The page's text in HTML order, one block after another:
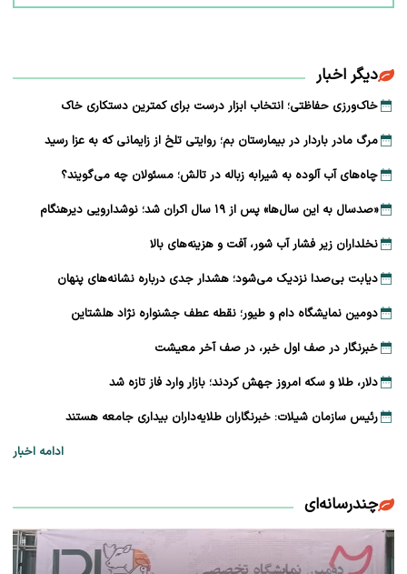
دیگر اخبار
خاک‌ورزی حفاظتی؛ انتخاب ابزار درست برای کمترین دستکاری خاک
مرگ مادر باردار در بیمارستان بم؛ روایتی تلخ از زایمانی که به عزا رسید
چاه‌های آب آلوده به شیرابه زباله در تالش؛ مسئولان چه می‌گویند؟
«صدسال به این سال‌ها» پس از ۱۹ سال اکران شد؛ نوشدارویی دیرهنگام
نخلداران زیر فشار آب شور، آفت و هزینه‌های بالا
دیابت بی‌صدا نزدیک می‌شود؛ هشدار جدی درباره نشانه‌های پنهان
دومین نمایشگاه دام و طیور؛ نقطه عطف جشنواره نژاد هلشتاین
خبرنگار در صف اول خبر، در صف آخر معیشت
دلار، طلا و سکه امروز جهش کردند؛ بازار وارد فاز تازه شد
رئیس سازمان شیلات: خبرنگاران طلایه‌داران بیداری جامعه هستند
ادامه اخبار
چندرسانه‌ای